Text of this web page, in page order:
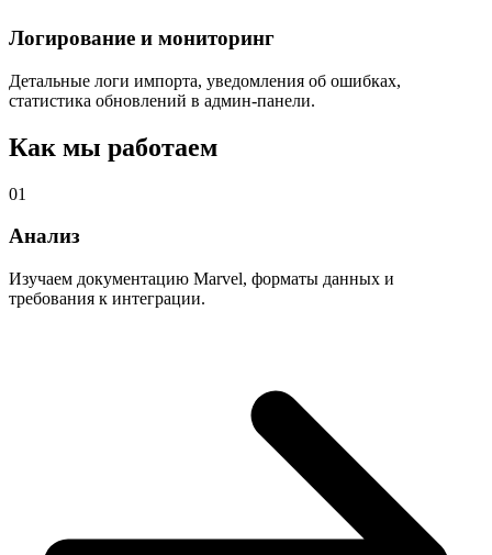
Логирование и мониторинг
Детальные логи импорта, уведомления об ошибках,
статистика обновлений в админ-панели.
Как мы работаем
01
Анализ
Изучаем документацию Marvel, форматы данных и
требования к интеграции.